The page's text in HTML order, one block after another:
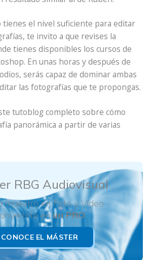
tienes el nivel suficiente para editar
te invito a que revises la
tienes disponibles los cursos de
En unas horas y después de
serás capaz de dominar ambas
las fotografías que te propongas.
tutoblog completo sobre cómo
panorámica a partir de varias
RBG Audiovisual
maestro en Foto y Vídeo
enun PRO
CONOCE EL MÁSTER